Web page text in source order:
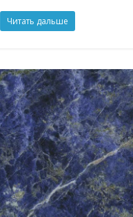
Читать дальше